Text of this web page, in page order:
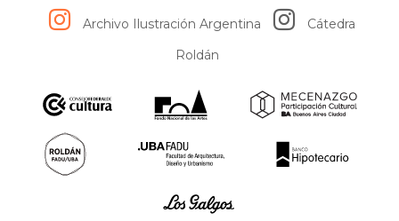
Archivo Ilustración Argentina
Cátedra
Roldán